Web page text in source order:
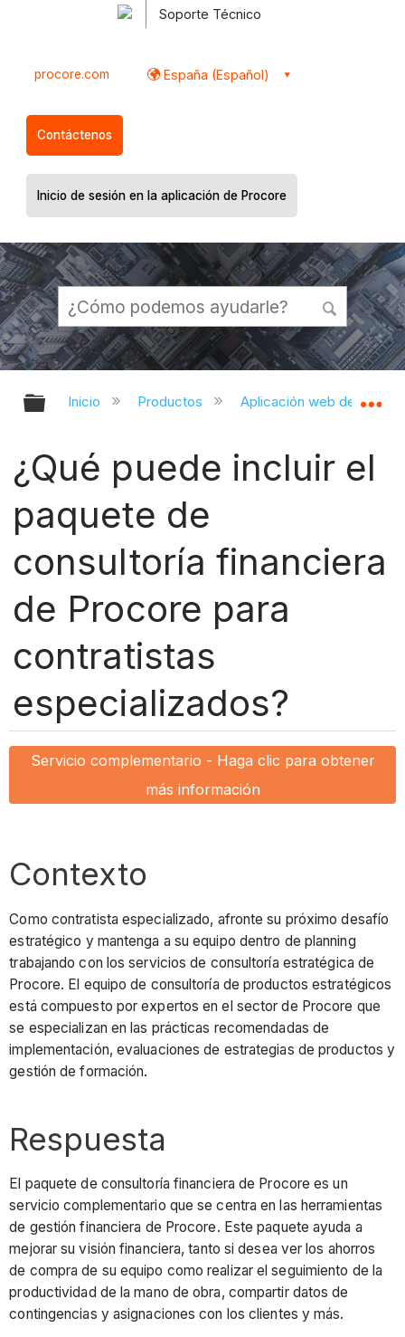
Soporte Técnico
procore.com España (Español)
Contáctenos
Inicio de sesión en la aplicación de Procore
Expandir/contraer jerarquía global
Inicio Productos Aplicación web de
¿Qué puede incluir el
paquete de
consultoría financiera
de Procore para
contratistas
especializados?
Servicio complementario - Haga clic para obtener
más información
Contexto
Como contratista especializado, afronte su próximo desafío
estratégico y mantenga a su equipo dentro de planning
trabajando con los servicios de consultoría estratégica de
Procore. El equipo de consultoría de productos estratégicos
está compuesto por expertos en el sector de Procore que
se especializan en las prácticas recomendadas de
implementación, evaluaciones de estrategias de productos y
gestión de formación.
Respuesta
El paquete de consultoría financiera de Procore es un
servicio complementario que se centra en las herramientas
de gestión financiera de Procore. Este paquete ayuda a
mejorar su visión financiera, tanto si desea ver los ahorros
de compra de su equipo como realizar el seguimiento de la
productividad de la mano de obra, compartir datos de
contingencias y asignaciones con los clientes y más.